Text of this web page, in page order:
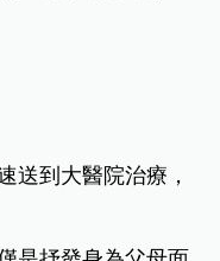
送到大醫院治療，